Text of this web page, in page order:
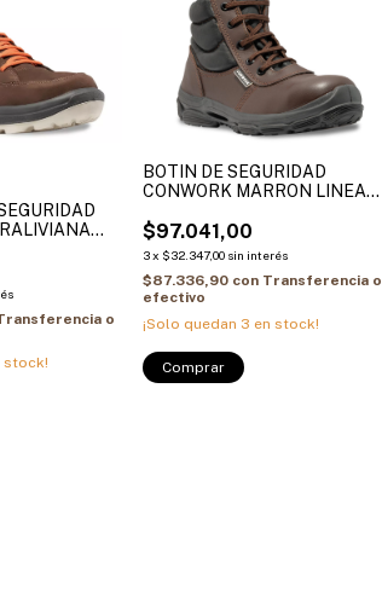
o
stock!
BOTIN DE SEGURIDAD
CONWORK MARRON LINEA
$97.041,00
3x $32.347,00 sin interés
$87.336,90 con Transferencia o
efectivo
¡Solo quedan 3 en stock!
Comprar